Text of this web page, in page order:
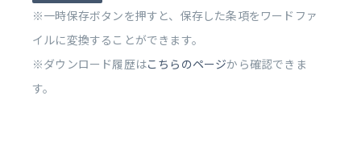
※一時保存ボタンを押すと、保存した条項をワードファ
イルに変換することができます。
※ダウンロード履歴はこちらのページから確認できま
す。